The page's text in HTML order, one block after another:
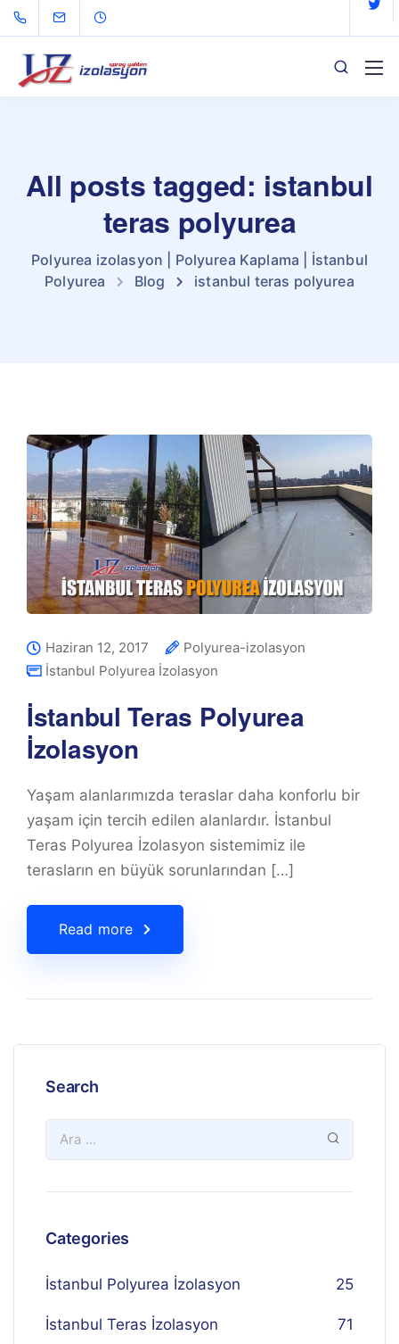
All posts tagged: istanbul
teras polyurea
Polyurea izolasyon | Polyurea Kaplama | İstanbul
Polyurea
Blog istanbul teras polyurea
Haziran 12, 2017
Polyurea-izolasyon
İstanbul Polyurea İzolasyon
İstanbul Teras Polyurea
İzolasyon
Yaşam alanlarımızda teraslar daha konforlu bir
yaşam için tercih edilen alanlardır. İstanbul
Teras Polyurea İzolasyon sistemimiz ile
terasların en büyük sorunlarından […]
Read more
Search
Categories
İstanbul Polyurea İzolasyon 25
İstanbul Teras İzolasyon 71